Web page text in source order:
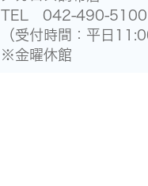
TEL 042-490-5100
（受付時間：平日
※金曜休館